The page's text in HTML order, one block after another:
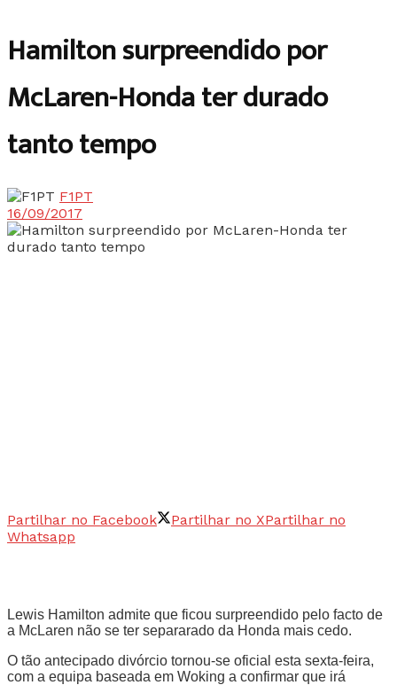
Hamilton surpreendido por
McLaren-Honda ter durado
tanto tempo
F1PT
16/09/2017
Partilhar no Facebook Partilhar no XPartilhar no
Whatsapp
Lewis Hamilton admite que ficou surpreendido pelo facto de
a McLaren não se ter separarado da Honda mais cedo.
O tão antecipado divórcio tornou-se oficial esta sexta-feira,
com a equipa baseada em Woking a confirmar que irá